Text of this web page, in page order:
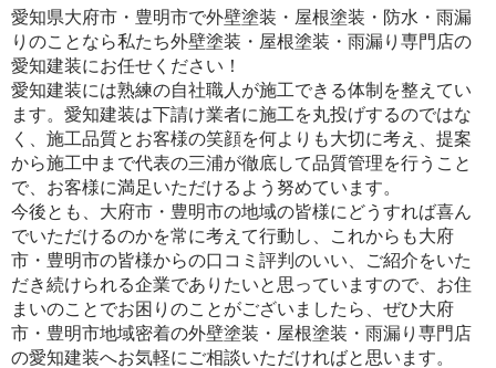
愛知県大府市・豊明市で外壁塗装・屋根塗装・防水・雨漏
りのことなら私たち外壁塗装・屋根塗装・雨漏り専門店の
愛知建装にお任せください！
愛知建装には熟練の自社職人が施工できる体制を整えてい
ます。愛知建装は下請け業者に施工を丸投げするのではな
く、施工品質とお客様の笑顔を何よりも大切に考え、提案
から施工中まで代表の三浦が徹底して品質管理を行うこと
で、お客様に満足いただけるよう努めています。
今後とも、大府市・豊明市の地域の皆様にどうすれば喜ん
でいただけるのかを常に考えて行動し、これからも大府
市・豊明市の皆様からの口コミ評判のいい、ご紹介をいた
だき続けられる企業でありたいと思っていますので、お住
まいのことでお困りのことがございましたら、ぜひ大府
市・豊明市地域密着の外壁塗装・屋根塗装・雨漏り専門店
の愛知建装へお気軽にご相談いただければと思います。